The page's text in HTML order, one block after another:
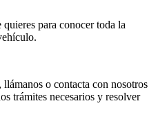
para conocer toda la
o contacta con nosotros
trámites necesarios y resolver